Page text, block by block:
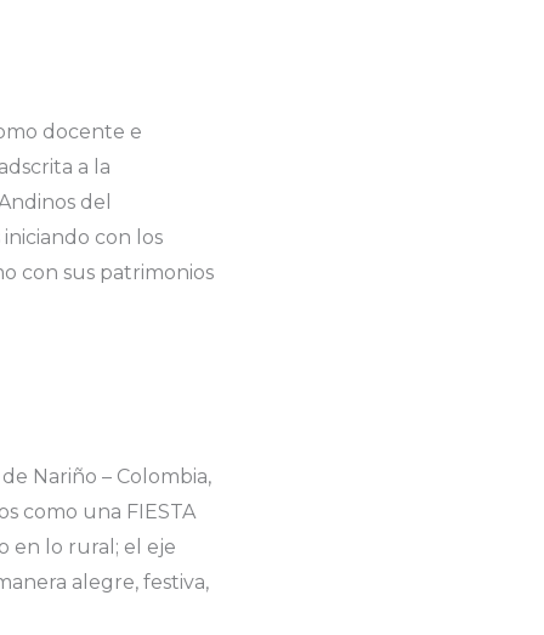
docente e
a la
del
con los
con sus patrimonios
Nariño – Colombia,
como una FIESTA
en lo rural; el eje
alegre, festiva,